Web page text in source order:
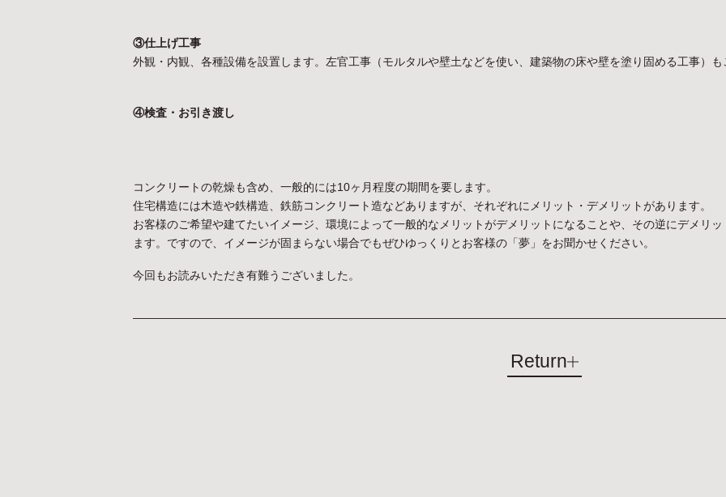
③仕上げ工事
外観・内観、各種設備を設置します。左官工事（モルタルや壁土などを使い、建築物の床や壁を塗り固める工事）も
④検査・お引き渡し
コンクリートの乾燥も含め、一般的には10ヶ月程度の期間を要します。
住宅構造には木造や鉄構造、鉄筋コンクリート造などありますが、それぞれにメリット・デメリットがあります。
お客様のご希望や建てたいイメージ、環境によって一般的なメリットがデメリットになることや、その逆にデメリ
ます。ですので、イメージが固まらない場合でもぜひゆっくりとお客様の「夢」をお聞かせください。
今回もお読みいただき有難うございました。
Return